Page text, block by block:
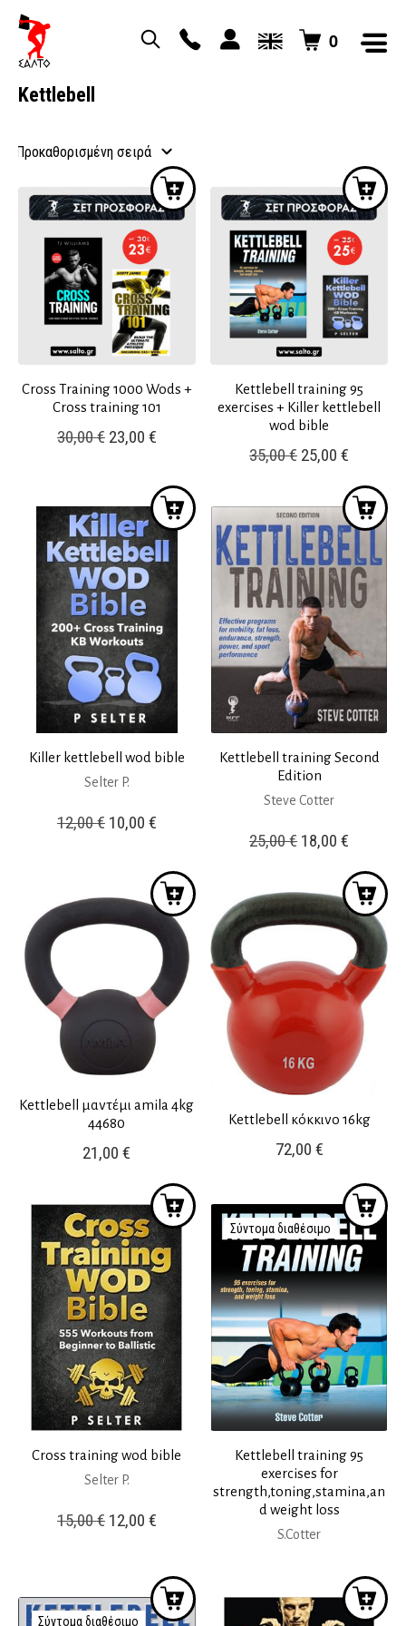
0
Kettlebell
Cross Training 1000 Wods +
Cross training 101
30,00€ Original
30,00 €.
23,00 €Η
τιμή
είναι:
23,00 €.
Kettlebell training 95
exercises + Killer kettlebell
wod bible
35,00€ Original
was:
35,00 €.
25,00€
τιμή
είναι:
25,00 €.
Killer kettlebell wod bible
Selter P.
12,00€ Original
12,00 €.
10,00 €Η
τιμή
είναι:
10,00 €.
Kettlebell training Second
Edition
Steve Cotter
25,00€ Original
was:
25,00 €.
18,00€
τιμή
είναι:
18,00 €.
Kettlebell μαντέμι amila 4kg
44680
21,00€
Kettlebell κόκκινο 16kg
72,00 €
Cross training wod bible
Selter P.
15,00€ Original
15,00 €.
12,00 €Η
είναι:
12,00 €.
Σύντομα διαθέσιμο
Kettlebell training 95
exercises for
strength,toning,stamina,an
d weight loss
S.Cotter
Σύντομα διαθέσιμο